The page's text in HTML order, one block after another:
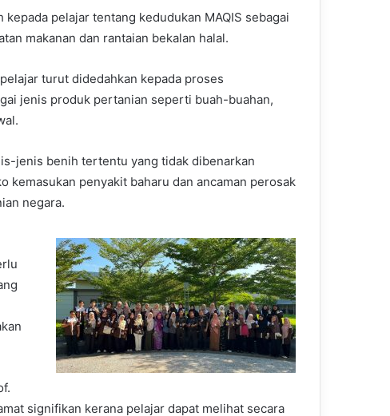
pelajar tentang kedudukan MAQIS sebagai
makanan dan rantaian bekalan halal.
turut didedahkan kepada proses
jenis produk pertanian seperti buah-buahan,
jenis benih tertentu yang tidak dibenarkan
kemasukan penyakit baharu dan ancaman perosak
negara.
signifikan kerana pelajar dapat melihat secara